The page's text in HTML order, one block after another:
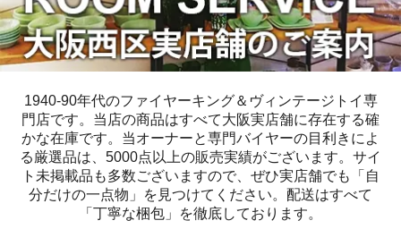
1940-90年代のファイヤーキング＆ヴィンテージトイ専
門店です。当店の商品はすべて大阪実店舗に存在する確
かな在庫です。当オーナーと専門バイヤーの目利きによ
る厳選品は、5000点以上の販売実績がございます。サイ
ト未掲載品も多数ございますので、ぜひ実店舗でも「自
分だけの一点物」を見つけてください。配送はすべて
「丁寧な梱包」を徹底しております。